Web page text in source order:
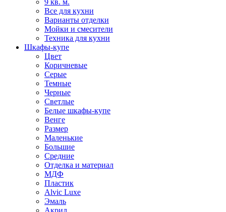
9 кв. м.
Все для кухни
Варианты отделки
Мойки и смесители
Техника для кухни
Шкафы-купе
Цвет
Коричневые
Серые
Темные
Черные
Светлые
Белые шкафы-купе
Венге
Размер
Маленькие
Большие
Средние
Отделка и материал
МДФ
Пластик
Alvic Luxe
Эмаль
Акрил